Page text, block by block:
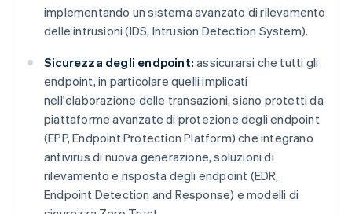
implementando un sistema avanzato di rilevamento
delle intrusioni (IDS, Intrusion Detection System).
Sicurezza degli endpoint: assicurarsi che tutti gli
endpoint, in particolare quelli implicati
nell'elaborazione delle transazioni, siano protetti da
piattaforme avanzate di protezione degli endpoint
(EPP, Endpoint Protection Platform) che integrano
antivirus di nuova generazione, soluzioni di
rilevamento e risposta degli endpoint (EDR,
Endpoint Detection and Response) e modelli di